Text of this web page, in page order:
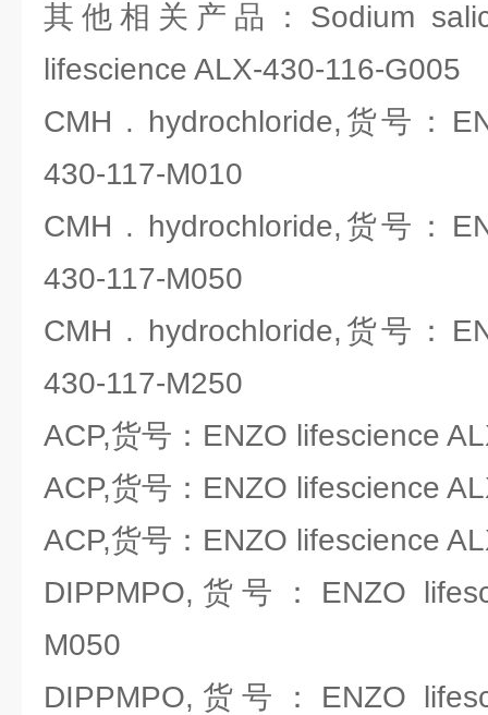
其他相关产品：Sodium
lifescience ALX-430-116-G005
CMH . hydrochloride,货号：
430-117-M010
CMH . hydrochloride,货号：
430-117-M050
CMH . hydrochloride,货号：
430-117-M250
ACP,货号：ENZO lifescience
ACP,货号：ENZO lifescience
ACP,货号：ENZO lifescience
DIPPMPO,货号：ENZO
M050
DIPPMPO,货号：ENZO